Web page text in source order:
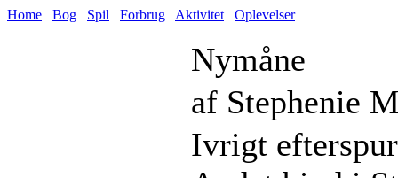
Home Bog Spil Forbrug Aktivitet Oplevelser
Nymåne
af Stephenie
Ivrigt